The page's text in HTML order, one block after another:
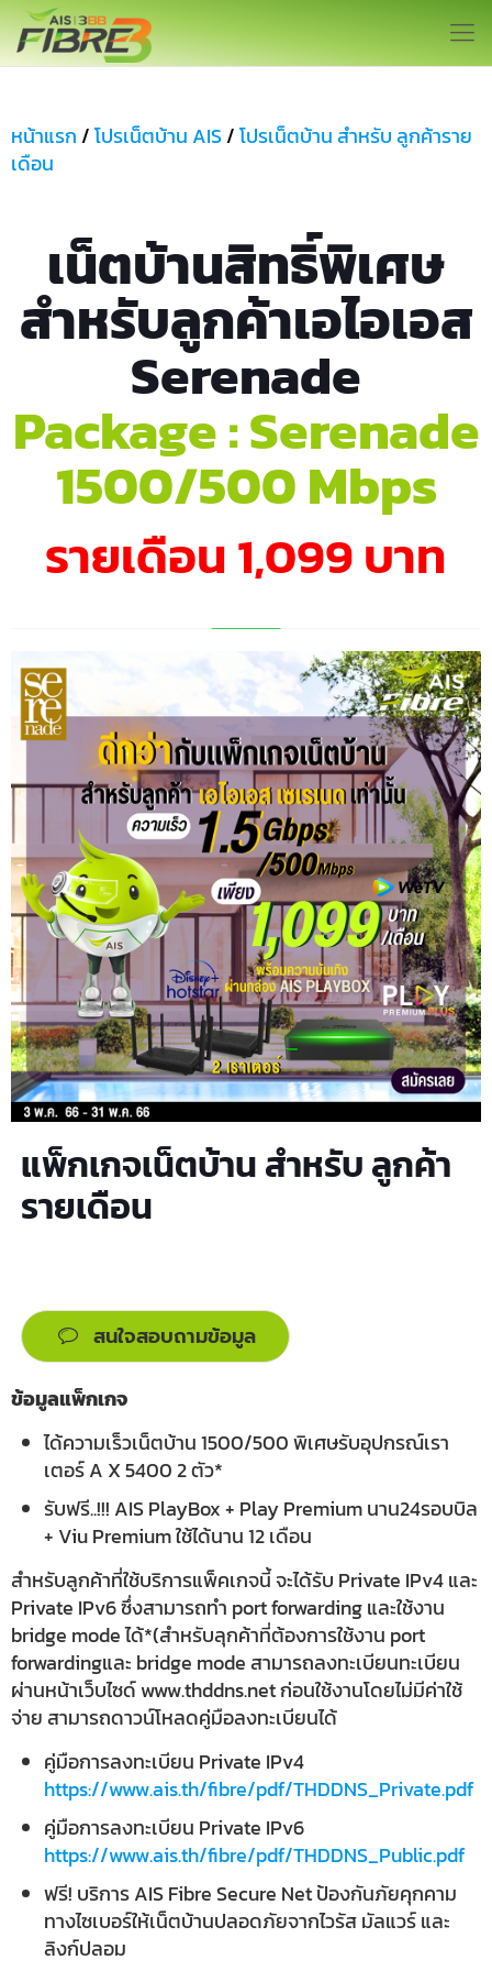
หน้าแรก /โปรเน็ตบ้าน AIS/โปรเน็ตบ้าน สำหรับ ลูกค้าราย
เดือน
เน็ตบ้านสิทธิ์พิเศษ
สำหรับลูกค้าเอไอเอส
Serenade
Package : Serenade
1500/500 Mbps
รายเดือน 1,099 บาท
แพ็กเกจเน็ตบ้าน สำหรับ ลูกค้า
รายเดือน
สนใจสอบถามข้อมูล
ข้อมูลแพ็กเกจ
ได้ความเร็วเน็ตบ้าน 1500/500 พิเศษรับอุปกรณ์เรา
เตอร์ A X 5400 2 ตัว*
รับฟรี..!!! AIS PlayBox + Play Premium นาน24รอบบิล
+ Viu Premium ใช้ได้นาน 12 เดือน
สำหรับลูกค้าที่ใช้บริการแพ็คเกจนี้ จะได้รับ Private IPv4 และ
Private IPv6 ซึ่งสามารถทำ port forwarding และใช้งาน
bridge mode ได้*(สำหรับลุกค้าที่ต้องการใช้งาน port
forwardingและ bridge mode สามารถลงทะเบียนทะเบียน
ผ่านหน้าเว็บไซด์ www.thddns.net ก่อนใช้งานโดยไม่มีค่าใช้
จ่าย สามารถดาวน์โหลดคู่มือลงทะเบียนได้
คู่มือการลงทะเบียน Private IPv4
https://www.ais.th/fibre/pdf/THDDNS_Private.pdf
คู่มือการลงทะเบียน Private IPv6
https://www.ais.th/fibre/pdf/THDDNS_Public.pdf
ฟรี! บริการ AIS Fibre Secure Net ป้องกันภัยคุกคาม
ทางไซเบอร์ให้เน็ตบ้านปลอดภัยจากไวรัส มัลแวร์ และ
ลิงก์ปลอม